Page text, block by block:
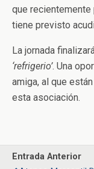
que recientemente
tiene previsto
La jornada
‘refrigerio’. Una
amiga, al que
esta asociación.
Entrada Anterior